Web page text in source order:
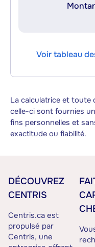
Voir tableau
La calculatrice et toute
celle-ci sont fournies
fins personnelles et
exactitude ou fiabilité.
DÉCOUVREZ
CENTRIS
Centris.ca est
propulsé par
Centris, une